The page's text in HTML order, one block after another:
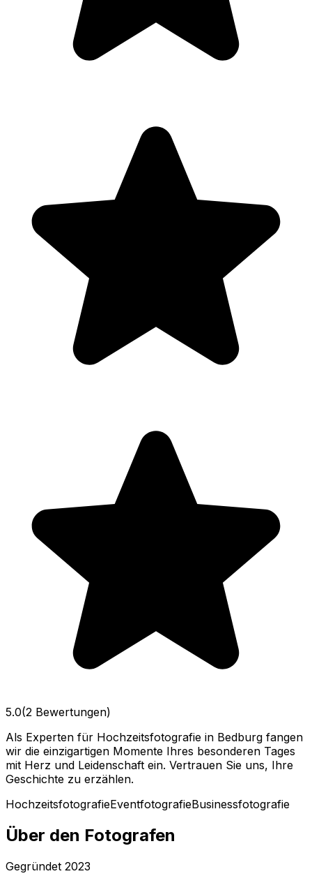
5.0(2 Bewertungen)
Als Experten für Hochzeitsfotografie in Bedburg fangen
wir die einzigartigen Momente Ihres besonderen Tages
mit Herz und Leidenschaft ein. Vertrauen Sie uns, Ihre
Geschichte zu erzählen.
HochzeitsfotografieEventfotografieBusinessfotografie
Über den Fotografen
Gegründet 2023